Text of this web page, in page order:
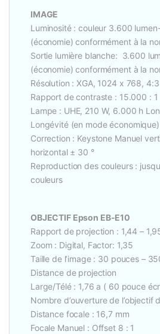
IMAGE
Luminosité : couleur 3.600
(économie) conformément à la
Sortie lumière blanche: 3.600
(économie) conformément à la
Résolution : XGA, 1024 x 768, 4:3
Rapport de contraste : 15.000 : 1
Lampe : UHE, 210 W, 6.000 h
Longévité (en mode économique)
Correction : Keystone Manuel
horizontal ± 30 °
Reproduction des couleurs :
couleurs
OBJECTIF Epson EB-E10
Rapport de projection : 1,44 –
Zoom : Digital, Factor: 1,35
Taille de l’image : 30 pouces –
Distance de projection
Large/Télé : 1,76 a ( 60 pouce
Nombre d’ouverture de l’objectif
Distance focale : 16,7 mm
Focale Manuel : Offset 8 : 1